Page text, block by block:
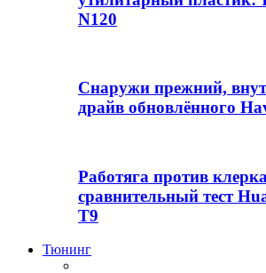
N120
Снаружи прежний,
драйв обновлённого
Работяга против
сравнительный тест
T9
Тюнинг